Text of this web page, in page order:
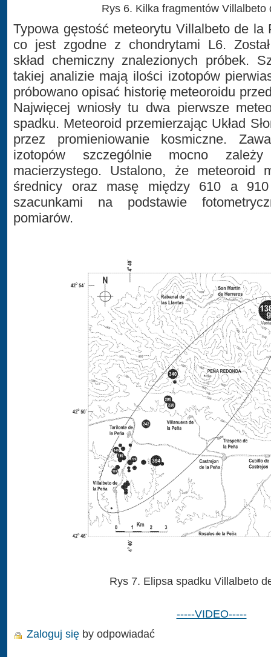
Rys 6. Kilka fragmentów Villalbeto
Typowa gęstość meteorytu Villalbeto de la
co jest zgodne z chondrytami L6.
skład chemiczny znalezionych próbek.
takiej analizie mają ilości izotopów
próbowano opisać historię meteoroidu
Najwięcej wniosły tu dwa pierwsze
spadku. Meteoroid przemierzając Układ
przez promieniowanie kosmiczne.
izotopów szczególnie mocno
macierzystego. Ustalono, że meteoroid
średnicy oraz masę między 610 a
szacunkami na podstawie
pomiarów.
Rys 7. Elipsa spadku Villalbeto
-----VIDEO-----
Zaloguj się by odpowiadać